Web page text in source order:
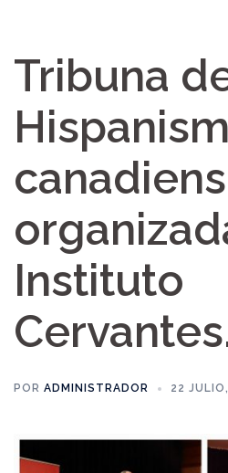
Tribuna
Instituto
POR ADMINISTRADOR 22